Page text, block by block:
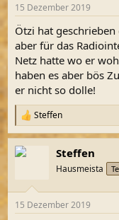
15 Dezember 2019
Ötzi hat
aber für das
Netz hatte wo er
haben es aber bös
er nicht so dolle!
R
e
a
k
e
Steffen
Steffen
Hausmeista
15 Dezember 2019